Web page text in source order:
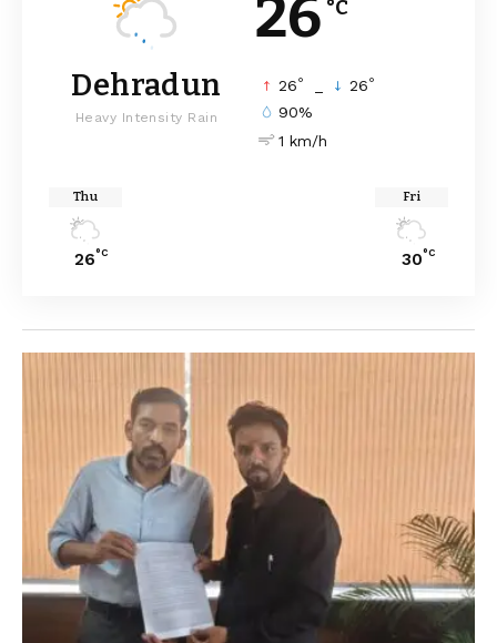
26 °C
Dehradun
Heavy Intensity Rain
26° 26°
90%
1 km/h
Thu
26°C
Fri
30°C